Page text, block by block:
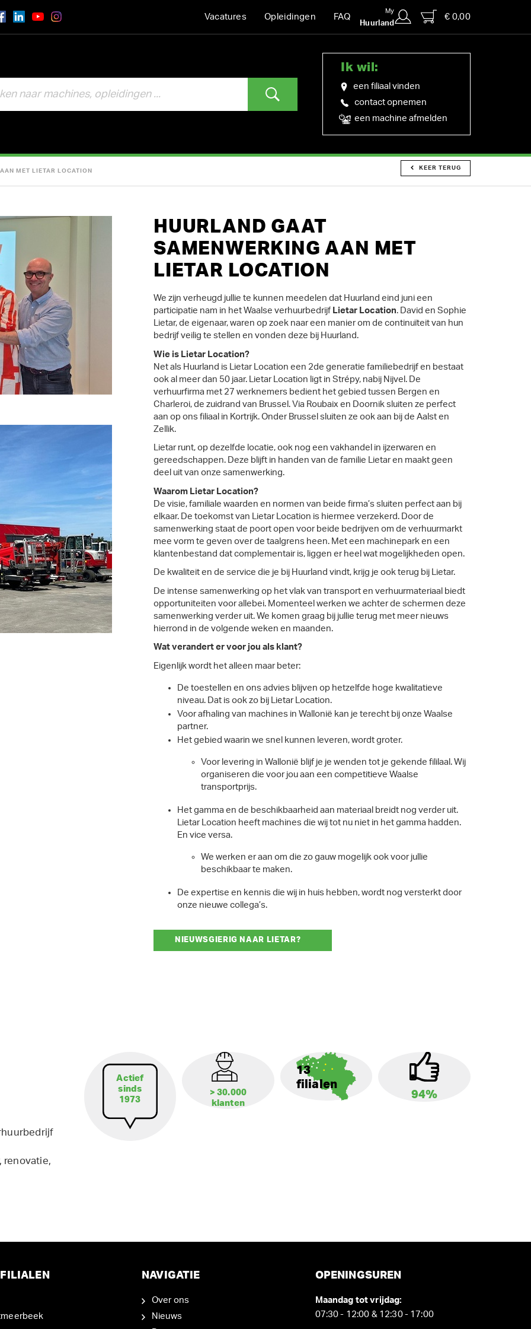
Vacatures Opleidingen FAQ
My
Huurland
€ 0,00
Ik wil:
een filiaal vinden
contact opnemen
een machine afmelden
MET LIETAR LOCATION KEER TERUG
HUURLAND GAAT
SAMENWERKING AAN MET
LIETAR LOCATION
We zijn verheugd jullie te kunnen meedelen dat Huurland eind juni een
participatie nam in het Waalse verhuurbedrijf Lietar Location. David en Sophie
Lietar, de eigenaar, waren op zoek naar een manier om de continuïteit van hun
bedrijf veilig te stellen en vonden deze bij Huurland.
Wie is Lietar Location?
Net als Huurland is Lietar Location een 2de generatie familiebedrijf en bestaat
ook al meer dan 50 jaar. Lietar Location ligt in Strépy, nabij Nijvel. De
verhuurfirma met 27 werknemers bedient het gebied tussen Bergen en
Charleroi, de zuidrand van Brussel. Via Roubaix en Doornik sluiten ze perfect
aan op ons filiaal in Kortrijk. Onder Brussel sluiten ze ook aan bij de Aalst en
Zellik.
Lietar runt, op dezelfde locatie, ook nog een vakhandel in ijzerwaren en
gereedschappen. Deze blijft in handen van de familie Lietar en maakt geen
deel uit van onze samenwerking.
Waarom Lietar Location?
De visie, familiale waarden en normen van beide firma’s sluiten perfect aan bij
elkaar. De toekomst van Lietar Location is hiermee verzekerd. Door de
samenwerking staat de poort open voor beide bedrijven om de verhuurmarkt
mee vorm te geven over de taalgrens heen. Met een machinepark en een
klantenbestand dat complementair is, liggen er heel wat mogelijkheden open.
De kwaliteit en de service die je bij Huurland vindt, krijg je ook terug bij Lietar.
De intense samenwerking op het vlak van transport en verhuurmateriaal biedt
opportuniteiten voor allebei. Momenteel werken we achter de schermen deze
samenwerking verder uit. We komen graag bij jullie terug met meer nieuws
hierrond in de volgende weken en maanden.
Wat verandert er voor jou als klant?
Eigenlijk wordt het alleen maar beter:
De toestellen en ons advies blijven op hetzelfde hoge kwalitatieve
niveau. Dat is ook zo bij Lietar Location.
Voor afhaling van machines in Wallonië kan je terecht bij onze Waalse
partner.
Het gebied waarin we snel kunnen leveren, wordt groter.
Voor levering in Wallonië blijf je je wenden tot je gekende fililaal. Wij
organiseren die voor jou aan een competitieve Waalse
transportprijs.
Het gamma en de beschikbaarheid aan materiaal breidt nog verder uit.
Lietar Location heeft machines die wij tot nu niet in het gamma hadden.
En vice versa.
We werken er aan om die zo gauw mogelijk ook voor jullie
beschikbaar te maken.
De expertise en kennis die wij in huis hebben, wordt nog versterkt door
onze nieuwe collega’s.
NIEUWSGIERIG NAAR LIETAR?
renovatie,
Actief
sinds
1973
> 30.000
klanten
13
filialen
94%
NAVIGATIE
Over ons
Nieuws
OPENINGSUREN
Maandag tot vrijdag:
07:30 - 12:00 & 12:30 - 17:00